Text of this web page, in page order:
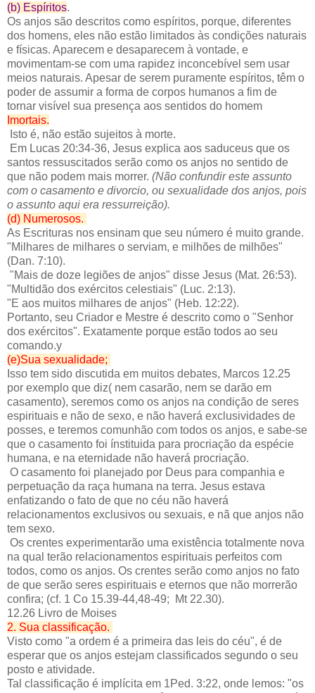
(b) Espíritos.
Os anjos são descritos como espíritos, porque, diferentes
dos homens, eles não estão limitados às condições naturais
e físicas. Aparecem e desaparecem à vontade, e
movimentam-se com uma rapidez inconcebível sem usar
meios naturais. Apesar de serem puramente espíritos, têm o
poder de assumir a forma de corpos humanos a fim de
tornar visível sua presença aos sentidos do homem
Imortais.
Isto é, não estão sujeitos à morte.
Em Lucas 20:34-36, Jesus explica aos saduceus que os
santos ressuscitados serão como os anjos no sentido de
que não podem mais morrer. (Não confundir este assunto
com o casamento e divorcio, ou sexualidade dos anjos, pois
o assunto aqui era ressurreição).
(d) Numerosos.
As Escrituras nos ensinam que seu número é muito grande.
"Milhares de milhares o serviam, e milhões de milhões"
(Dan. 7:10).
"Mais de doze legiões de anjos" disse Jesus (Mat. 26:53).
"Multidão dos exércitos celestiais" (Luc. 2:13).
"E aos muitos milhares de anjos" (Heb. 12:22).
Portanto, seu Criador e Mestre é descrito como o "Senhor
dos exércitos". Exatamente porque estão todos ao seu
comando.y
(e)Sua sexualidade;
Isso tem sido discutida em muitos debates, Marcos 12.25
por exemplo que diz( nem casarão, nem se darão em
casamento), seremos como os anjos na condição de seres
espirituais e não de sexo, e não haverá exclusividades de
posses, e teremos comunhão com todos os anjos, e sabe-se
que o casamento foi ínstituida para procriação da espécie
humana, e na eternidade não haverá procriação.
O casamento foi planejado por Deus para companhia e
perpetuação da raça humana na terra. Jesus estava
enfatizando o fato de que no céu não haverá
relacionamentos exclusivos ou sexuais, e nã que anjos não
tem sexo.
Os crentes experimentarão uma existência totalmente nova
na qual terão relacionamentos espirituais perfeitos com
todos, como os anjos. Os crentes serão como anjos no fato
de que serão seres espirituais e eternos que não morrerão
confira; (cf. 1 Co 15.39-44,48-49; Mt 22.30).
12.26 Livro de Moises
2. Sua classificação.
Visto como "a ordem é a primeira das leis do céu", é de
esperar que os anjos estejam classificados segundo o seu
posto e atividade.
Tal classificação é implícita em 1Ped. 3:22, onde lemos: "os